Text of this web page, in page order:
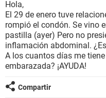
BIENESTAR
SEXUALIDAD
GLOSARIO
Hola,
El 29 de enero tuve
rompió el condón. Se vino
pastilla (ayer) Pero no
inflamación abdominal.
A los cuantos días me
embarazada? ¡AYUDA!
Compartir